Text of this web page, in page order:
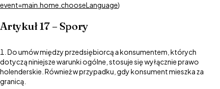
event=main.home.chooseLanguage)
Artykuł 17 – Spory
Do umów między przedsiębiorcą a konsumentem, których
dotyczą niniejsze warunki ogólne, stosuje się wyłącznie prawo
holenderskie. Również w przypadku, gdy konsument mieszka za
granicą.